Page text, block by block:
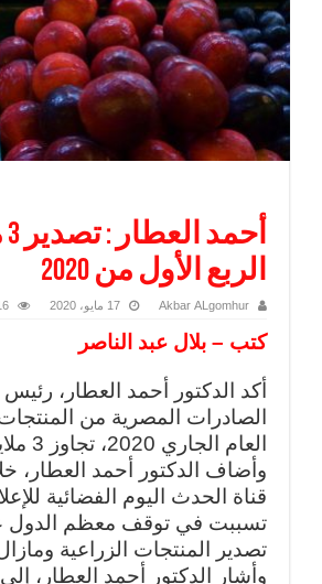
الربع الأول من 2020
Akbar ALgomhur 17 مايو، 2020
كتب – بلال عبد الناصر
أكد الدكتور أحمد العطار،
الصادرات المصرية من
العام الجاري 2020، تجاوز 3 ملايين طن حتى الآن.
وأضاف الدكتور أحمد العطار،
قناة الحدث اليوم الفضائية
تسببت في توقف معظم الدول
تصدير المنتجات الزراعية
وأشار الدكتور أحمد العطار،